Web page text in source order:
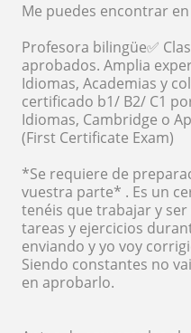
Me puedes encontrar
Profesora bilingüe✅
aprobados. Amplia
Idiomas, Academias y
certificado b1/ B2/ C1
Idiomas, Cambridge o
(First Certificate Exam)
*Se requiere de
vuestra parte* . Es un
tenéis que trabajar y
tareas y ejercicios
enviando y yo voy
Siendo constantes no
en aprobarlo.